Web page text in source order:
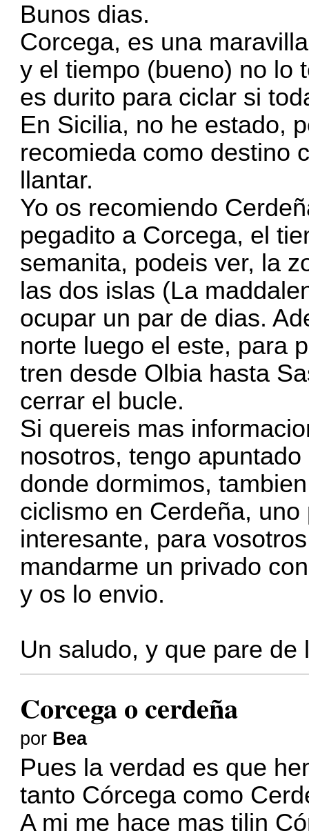
Bunos dias.
Corcega, es una
y el tiempo (bueno) no lo
es durito para ciclar si
En Sicilia, no he estado,
recomieda como destino
llantar.
Yo os recomiendo
pegadito a Corcega, el
semanita, podeis ver, la
las dos islas (La
ocupar un par de dias.
norte luego el este, para
tren desde Olbia hasta
cerrar el bucle.
Si quereis mas
nosotros, tengo
donde dormimos,
ciclismo en Cerdeña,
interesante, para
mandarme un privado
y os lo envio.
Un saludo, y que pare de
Corcega o cerdeña
por Bea
Pues la verdad es que
tanto Córcega como
A mi me hace mas tilin